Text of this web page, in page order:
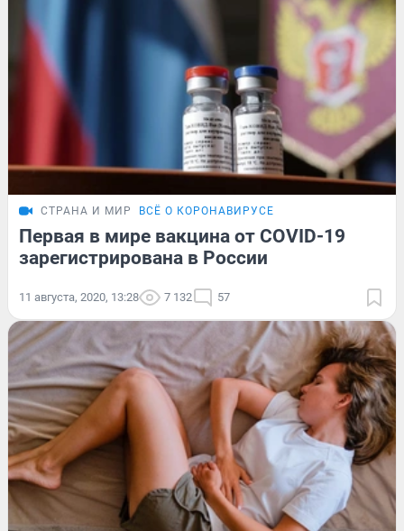
СТРАНА И МИР ВСЁ О КОРОНАВИРУСЕ
Первая в мире вакцина от COVID-19
зарегистрирована в России
11 августа, 2020, 13:28 7 132 57